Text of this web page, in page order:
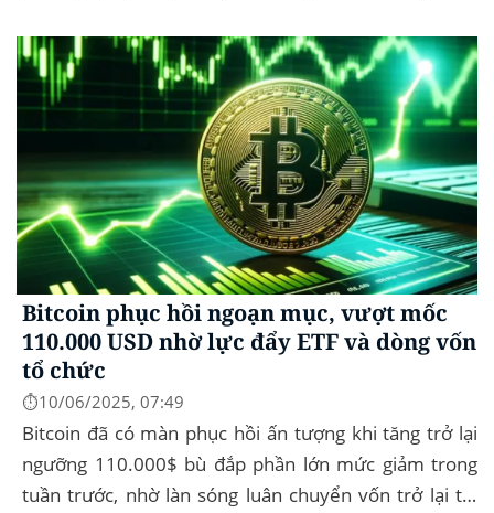
Bitcoin phục hồi ngoạn mục, vượt mốc
110.000 USD nhờ lực đẩy ETF và dòng vốn
tổ chức
⏱️10/06/2025, 07:49
Bitcoin đã có màn phục hồi ấn tượng khi tăng trở lại
ngưỡng 110.000$ bù đắp phần lớn mức giảm trong
tuần trước, nhờ làn sóng luân chuyển vốn trở lại thị